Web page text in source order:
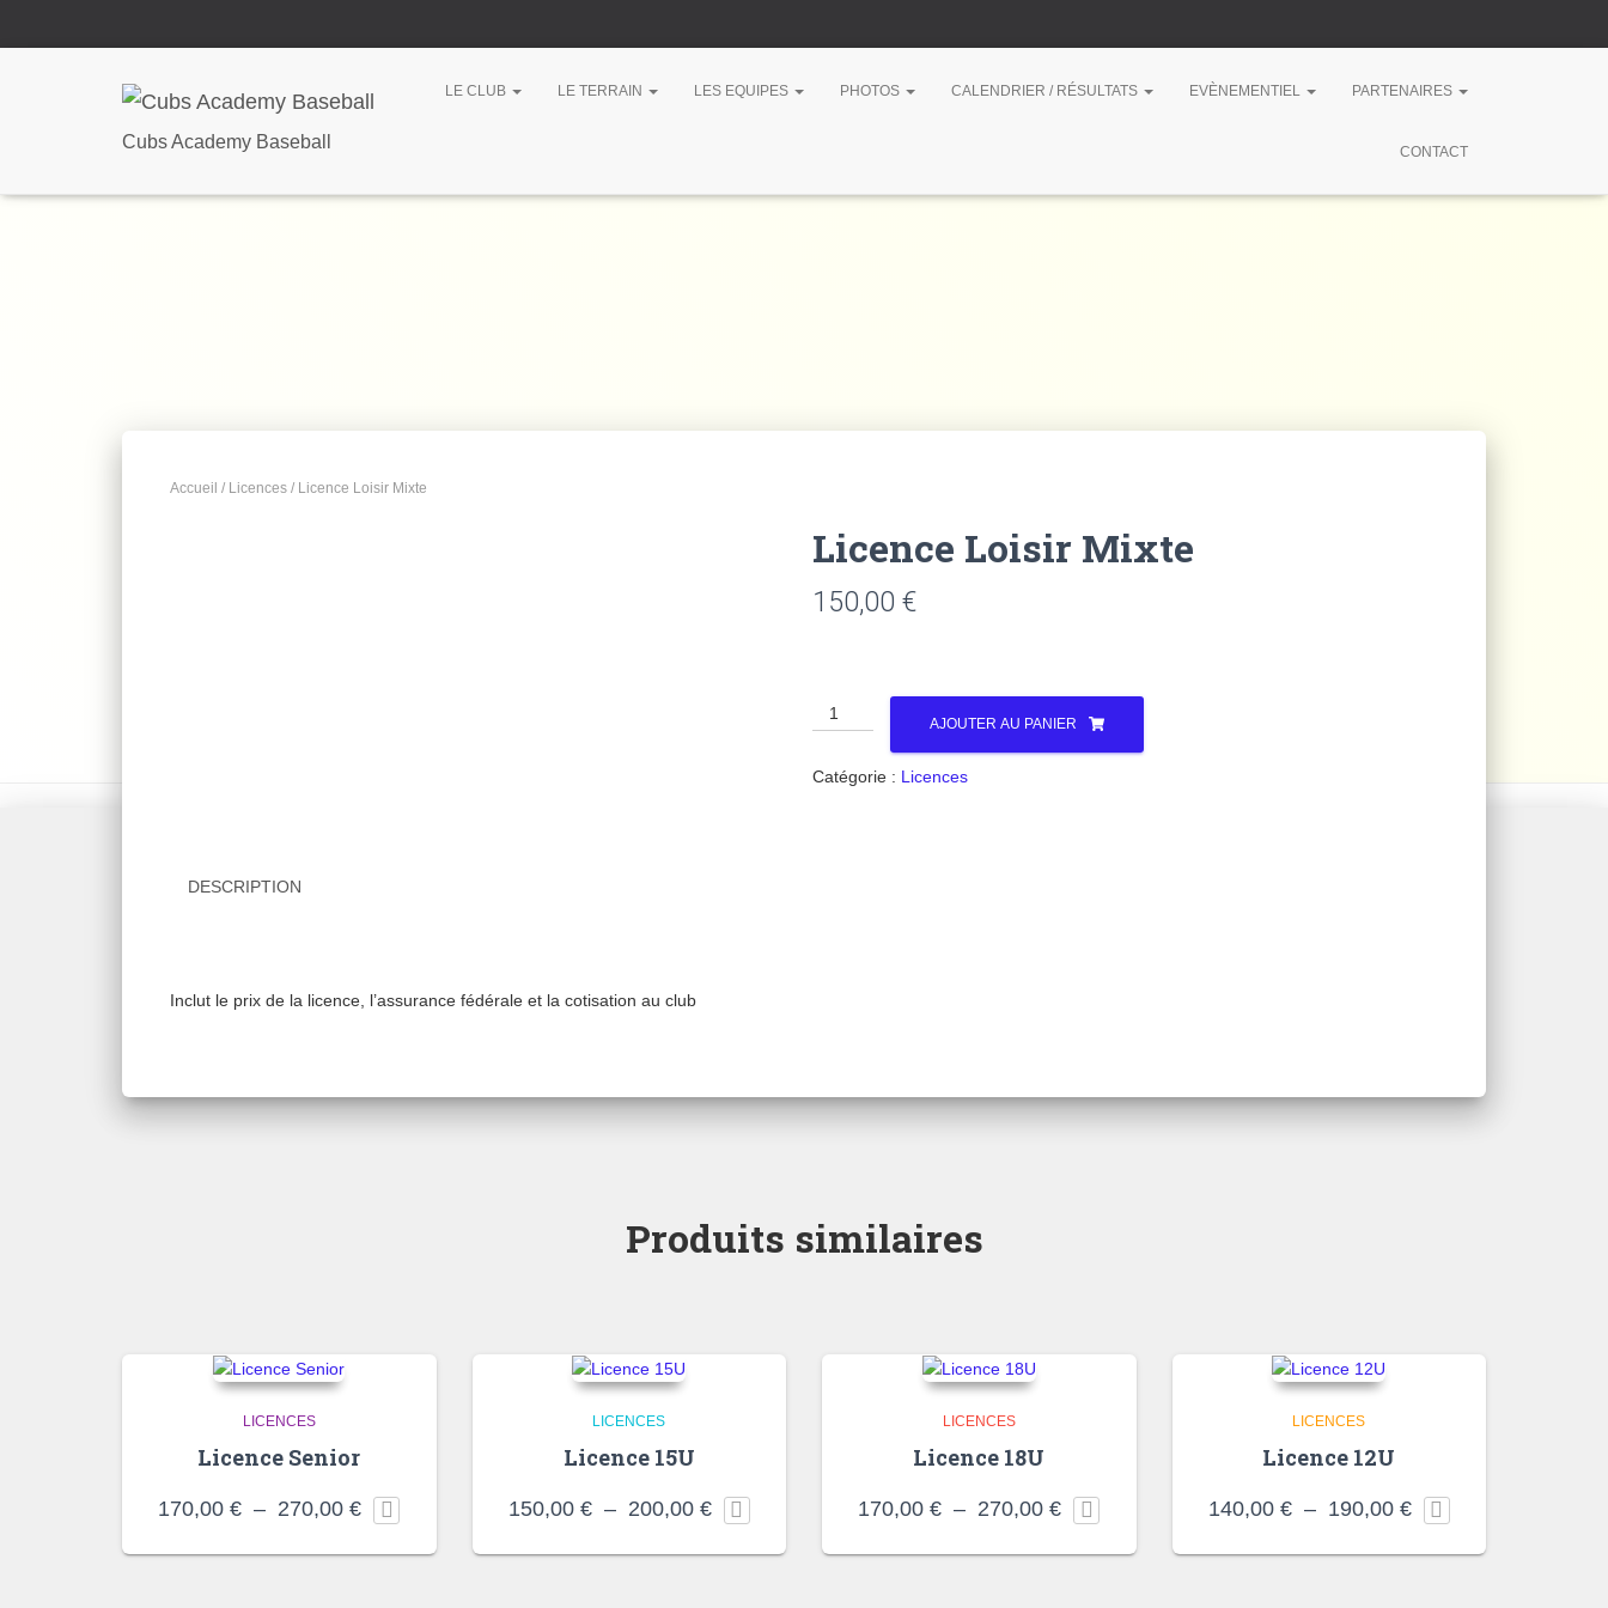
Cubs Academy Baseball
LE CLUB LE TERRAIN LES EQUIPES PHOTOS CALENDRIER / RÉSULTATS EVÈNEMENTIEL PARTENAIRES
CONTACT
Accueil / Licences / Licence Loisir Mixte
Licence Loisir Mixte
150,00 €
quantité
de
Loisir
AJOUTER AU PANIER
Catégorie : Licences
DESCRIPTION
Inclut le prix de la licence, l’assurance fédérale et la cotisation au club
Produits similaires
LICENCES
Licence Senior
170,00 € – 270,00 €Plage
prix :
LICENCES
Licence 15U
150,00 € – 200,00 €Plage
prix :
LICENCES
Licence 18U
170,00 € – 270,00 €Plage
prix :
LICENCES
Licence 12U
140,00 € – 190,00 €Plage
prix :